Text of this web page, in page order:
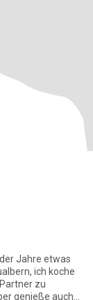
Jahre etwas
ich koche
zu
genieße auch